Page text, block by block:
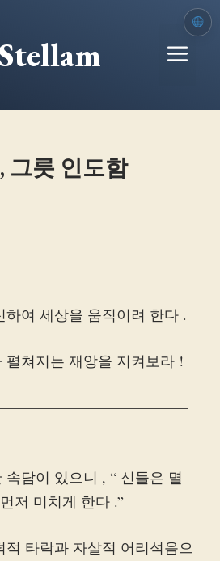
메
그릇 인도함
하여 세상을 움직이려 한다 .
펼쳐지는 재앙을 지켜보라 !
담이 있으니 , “ 신들은 멸
저 미치게 한다 .”
적 타락과 자살적 어리석음으